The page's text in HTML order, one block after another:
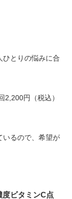
ひとりの悩みに合
2,200円（税込）
いるので、希望が
ビタミンC点